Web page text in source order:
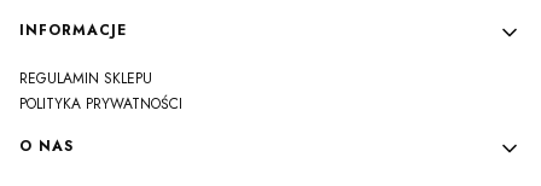
INFORMACJE
REGULAMIN SKLEPU
POLITYKA PRYWATNOŚCI
O NAS